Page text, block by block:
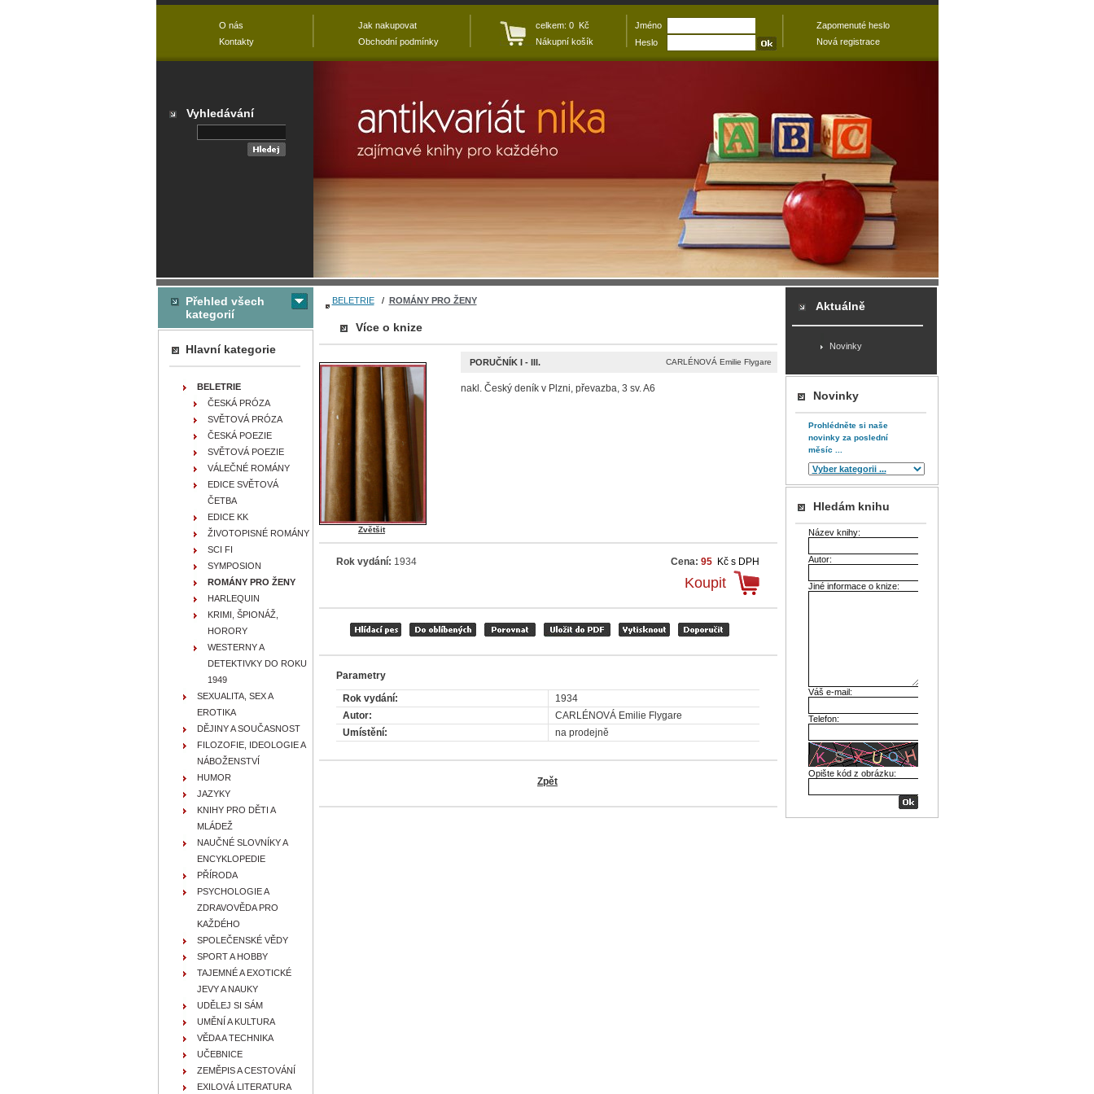
BELETRIE/ ROMÁNY PRO ŽENY
Více o knize
Zvětšit
PORUČNÍK I - III. CARLÉNOVÁ Emilie Flygare
nakl. Český deník v Plzni, převazba, 3 sv. A6
Rok vydání: 1934 Cena: 95 Kč s DPH
Koupit
Parametry
Rok vydání:
1934
Autor:
CARLÉNOVÁ Emilie Flygare
Umístění:
na prodejně
Zpět
Přehled všech
kategorií
Hlavní kategorie
BELETRIE
ČESKÁ PRÓZA
SVĚTOVÁ PRÓZA
ČESKÁ POEZIE
SVĚTOVÁ POEZIE
VÁLEČNÉ ROMÁNY
EDICE SVĚTOVÁ
ČETBA
EDICE KK
ŽIVOTOPISNÉ ROMÁNY
SCI FI
SYMPOSION
ROMÁNY PRO ŽENY
HARLEQUIN
KRIMI, ŠPIONÁŽ,
HORORY
WESTERNY A
DETEKTIVKY DO ROKU
1949
SEXUALITA, SEX A
EROTIKA
DĚJINY A SOUČASNOST
FILOZOFIE, IDEOLOGIE A
NÁBOŽENSTVÍ
HUMOR
JAZYKY
KNIHY PRO DĚTI A
MLÁDEŽ
NAUČNÉ SLOVNÍKY A
ENCYKLOPEDIE
PŘÍRODA
PSYCHOLOGIE A
ZDRAVOVĚDA PRO
KAŽDÉHO
SPOLEČENSKÉ VĚDY
SPORT A HOBBY
TAJEMNÉ A EXOTICKÉ
JEVY A NAUKY
UDĚLEJ SI SÁM
UMĚNÍ A KULTURA
VĚDA A TECHNIKA
UČEBNICE
ZEMĚPIS A CESTOVÁNÍ
EXILOVÁ LITERATURA
Aktuálně
Novinky
Novinky
Prohlédněte si naše
novinky za poslední
měsíc ...
Hledám knihu
Název knihy:
Autor:
Jiné informace o knize:
Váš e-mail:
Telefon:
Opište kód z obrázku:
O nás
Kontakty
Jak nakupovat
Obchodní podmínky
celkem: 0 Kč
Nákupní košík
Jméno
Heslo
Zapomenuté heslo
Nová registrace
Vyhledávání